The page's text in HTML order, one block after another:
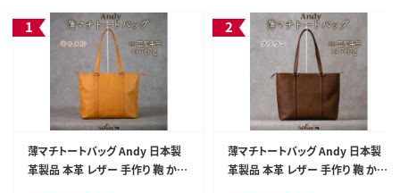
薄マチトートバッグ Andy 日本製
革製品 本革 レザー 手作り 鞄 かば
薄マチトートバッグ Andy 日本製
革製品 本革 レザー 手作り 鞄 かば